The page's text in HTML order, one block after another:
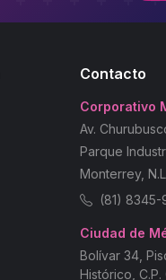
Contacto
Corporativo
Av.
Parque
Monterrey,
(81) 8345-
Ciudad de
Bolívar 34,
Histórico,